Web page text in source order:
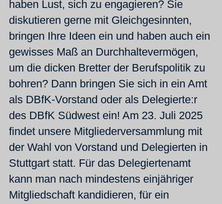
haben Lust, sich zu engagieren? Sie
diskutieren gerne mit Gleichgesinnten,
bringen Ihre Ideen ein und haben auch ein
gewisses Maß an Durchhaltevermögen,
um die dicken Bretter der Berufspolitik zu
bohren? Dann bringen Sie sich in ein Amt
als DBfK-Vorstand oder als Delegierte:r
des DBfK Südwest ein! Am 23. Juli 2025
findet unsere Mitgliederversammlung mit
der Wahl von Vorstand und Delegierten in
Stuttgart statt. Für das Delegiertenamt
kann man nach mindestens einjähriger
Mitgliedschaft kandidieren, für ein